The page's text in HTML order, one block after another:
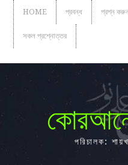
HOME প্রবন্ধ প্রশ্ন
সকল প্রশ্নোত্তর
পরিচালক: